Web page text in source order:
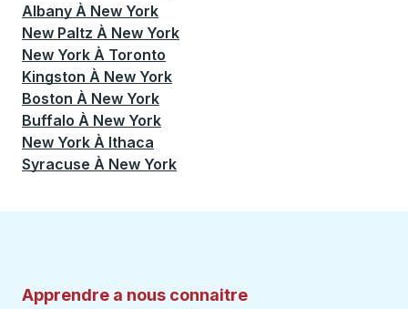
Albany À New York
New Paltz À New York
New York À Toronto
Kingston À New York
Boston À New York
Buffalo À New York
New York À Ithaca
Syracuse À New York
Apprendre a nous connaitre